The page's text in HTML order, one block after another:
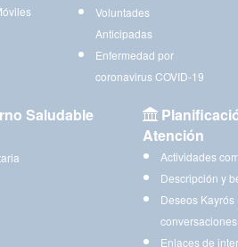
Voluntades
Anticipadas
Enfermedad por
coronavirus COVID-19
Saludable
Atención
Actividades
Descripción y
Deseos
Enlaces de